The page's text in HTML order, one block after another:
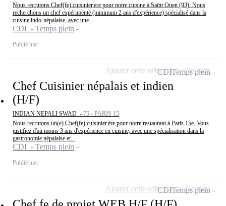
Nous recrutons Chef(fe) cuisinier.ere pour notre cuisine à Saint Ouen (93). Nous
recherchons un chef expérimenté (minimum 2 ans d'expérience) spécialisé dans la
cuisine indo-népalaise, avec une...
CDI - Temps plein
Publié hier
Chef Cuisinier népalais et indien
(H/F)
INDIAN NEPALI SWAD - 75 - PARIS 15
Nous recrutons un(e) Chef(fe) cuisinier.ère pour notre restaurant à Paris 15e. Vous
justifiez d'au moins 3 ans d'expérience en cuisine, avec une spécialisation dans la
gastronomie népalaise et...
CDI - Temps plein
Publié hier
CDITemps plein
Ajouter cette offre à ma sélection
CDITemps plein
Ajouter cette offre à ma sélection